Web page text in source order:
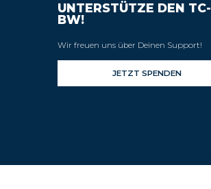
UNTERSTÜTZE DEN TC-
BW!
Wir freuen uns über Deinen Support!